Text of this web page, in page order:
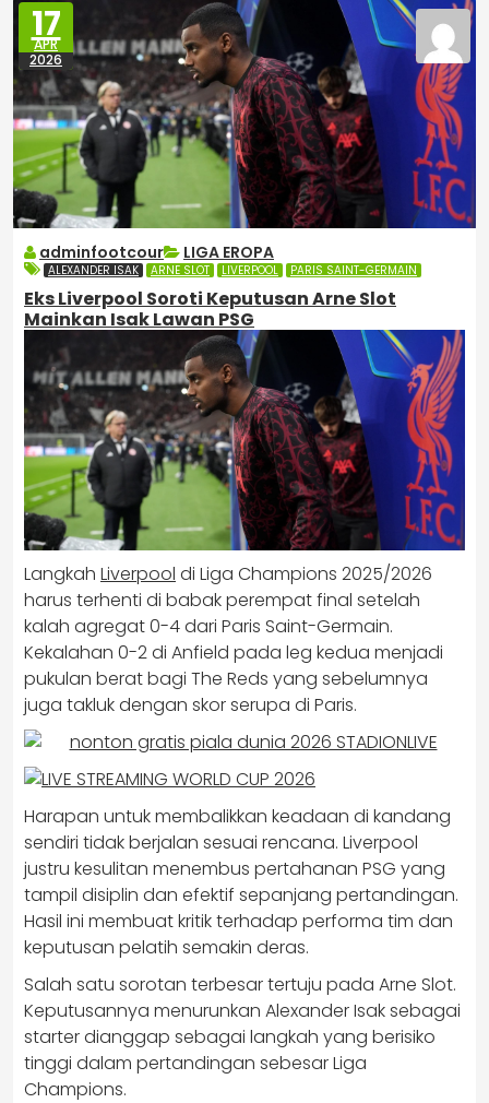
17
APR
2026
adminfootcour LIGA EROPA
ALEXANDER ISAK ARNE SLOT LIVERPOOL PARIS SAINT-GERMAIN
Eks Liverpool Soroti Keputusan Arne Slot
Mainkan Isak Lawan PSG
Langkah Liverpool di Liga Champions 2025/2026
harus terhenti di babak perempat final setelah
kalah agregat 0-4 dari Paris Saint-Germain.
Kekalahan 0-2 di Anfield pada leg kedua menjadi
pukulan berat bagi The Reds yang sebelumnya
juga takluk dengan skor serupa di Paris.
Harapan untuk membalikkan keadaan di kandang
sendiri tidak berjalan sesuai rencana. Liverpool
justru kesulitan menembus pertahanan PSG yang
tampil disiplin dan efektif sepanjang pertandingan.
Hasil ini membuat kritik terhadap performa tim dan
keputusan pelatih semakin deras.
Salah satu sorotan terbesar tertuju pada Arne Slot.
Keputusannya menurunkan Alexander Isak sebagai
starter dianggap sebagai langkah yang berisiko
tinggi dalam pertandingan sebesar Liga
Champions.